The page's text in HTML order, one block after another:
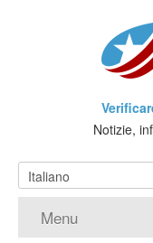
Notizie,
Menu